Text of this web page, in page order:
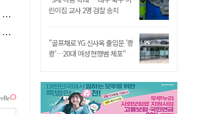
린이집 교사 2명 검찰 송치
"골프채로 YG 신사옥 출입문 '쾅
쾅'…20대 여성 현행범 체포"